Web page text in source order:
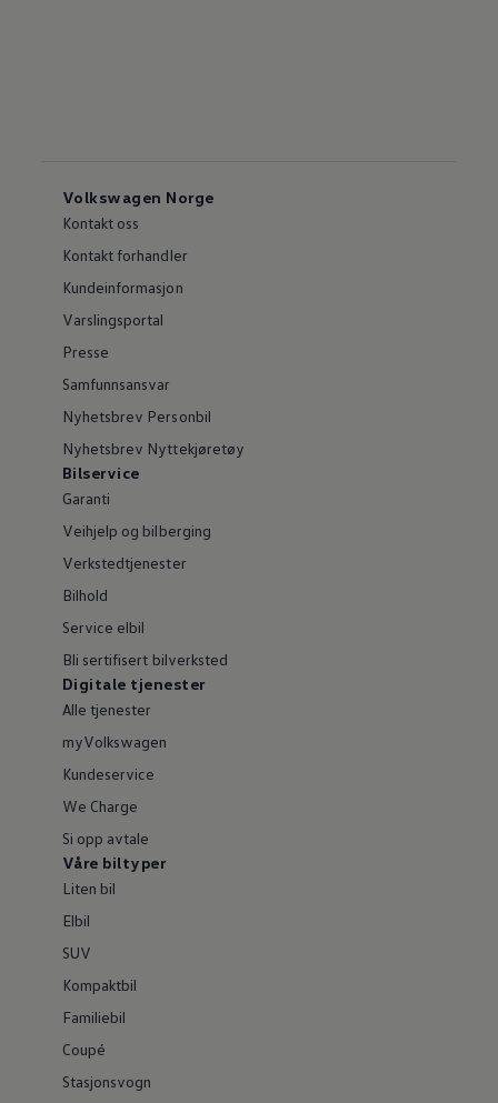
Volkswagen Norge
Kontakt oss
Kontakt forhandler
Kundeinformasjon
Varslingsportal
Presse
Samfunnsansvar
Nyhetsbrev Personbil
Nyhetsbrev Nyttekjøretøy
Bilservice
Garanti
Veihjelp og bilberging
Verkstedtjenester
Bilhold
Service elbil
Bli sertifisert bilverksted
Digitale tjenester
Alle tjenester
myVolkswagen
Kundeservice
We Charge
Si opp avtale
Våre biltyper
Liten bil
Elbil
SUV
Kompaktbil
Familiebil
Coupé
Stasjonsvogn